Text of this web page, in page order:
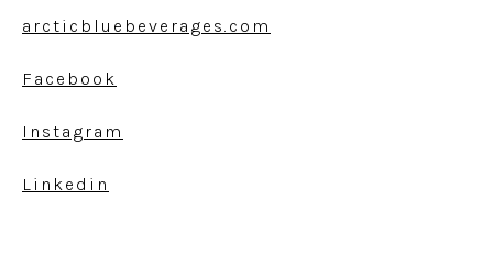
arcticbluebeverages.com
Facebook
Instagram
Linkedin